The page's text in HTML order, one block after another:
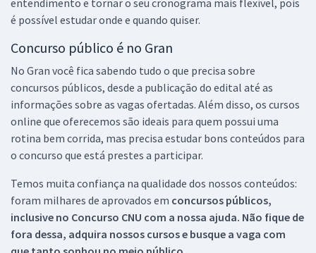
entendimento e tornar o seu cronograma mais flexível, pois
é possível estudar onde e quando quiser.
Concurso público é no Gran
No Gran você fica sabendo tudo o que precisa sobre
concursos públicos, desde a publicação do edital até as
informações sobre as vagas ofertadas. Além disso, os cursos
online que oferecemos são ideais para quem possui uma
rotina bem corrida, mas precisa estudar bons conteúdos para
o concurso que está prestes a participar.
Temos muita confiança na qualidade dos nossos conteúdos:
foram milhares de aprovados em concursos públicos,
inclusive no Concurso CNU com a nossa ajuda. Não fique de
fora dessa, adquira nossos cursos e busque a vaga com